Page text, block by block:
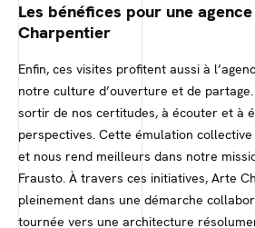
Les bénéfices pour une
Charpentier
Enfin, ces visites profitent aussi à
notre culture d’ouverture et de
sortir de nos certitudes, à écouter et à
perspectives. Cette émulation
et nous rend meilleurs dans notre
Frausto. À travers ces initiatives, Arte
pleinement dans une démarche
tournée vers une architecture